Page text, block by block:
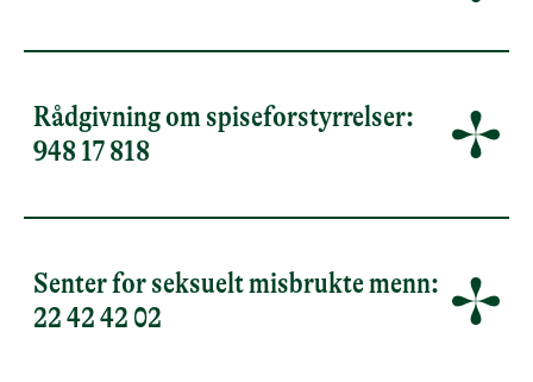
Rådgivning om spiseforstyrrelser:
948 17 818
Senter for seksuelt misbrukte menn:
22 42 42 02